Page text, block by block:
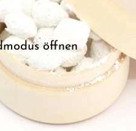
öffnen